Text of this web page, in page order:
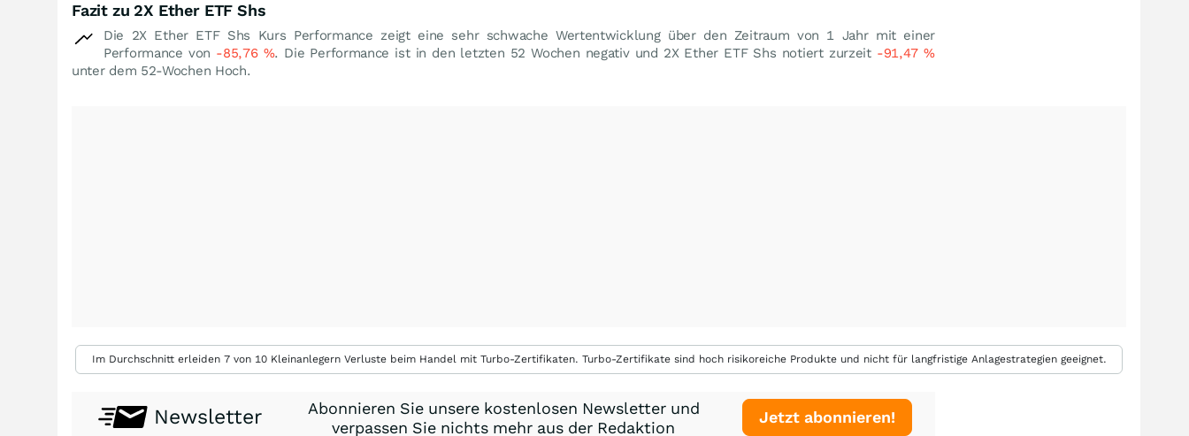
Fazit zu 2X Ether ETF Shs
Die 2X Ether ETF Shs Kurs Performance zeigt eine sehr schwache Wertentwicklung über den Zeitraum von 1 Jahr mit einer
Performance von -85,76 %. Die Performance ist in den letzten 52 Wochen negativ und 2X Ether ETF Shs notiert zurzeit -91,47%
unter dem 52-Wochen Hoch.
Im Durchschnitt erleiden 7 von 10 Kleinanlegern Verluste beim Handel mit Turbo-Zertifikaten. Turbo-Zertifikate sind hoch risikoreiche Produkte und nicht für langfristige Anlagestrategien geeignet.
Newsletter
Abonnieren Sie unsere kostenlosen Newsletter und
verpassen Sie nichts mehr aus der Redaktion
Jetzt abonnieren!